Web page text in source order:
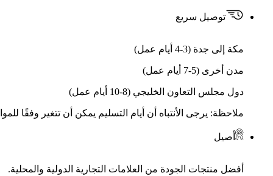
توصيل سريع
مكة إلى جدة (3-4 أيام عمل)
مدن أخرى (5-7 أيام عمل)
دول مجلس التعاون الخليجي (8-10 أيام عمل)
ملاحظة: يرجى الأنتباه أن أيام التسليم يمكن أن تتغير وفقًا
أصيل
أفضل منتجات الجودة من العلامات التجارية الدولية والمحلية.